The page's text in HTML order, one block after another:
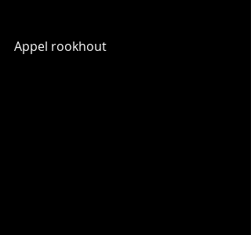
Appel rookhout